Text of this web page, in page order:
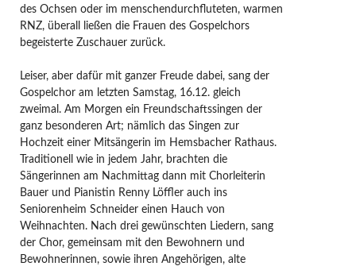
des Ochsen oder im menschendurchfluteten, warmen
RNZ, überall ließen die Frauen des Gospelchors
begeisterte Zuschauer zurück.
Leiser, aber dafür mit ganzer Freude dabei, sang der
Gospelchor am letzten Samstag, 16.12. gleich
zweimal. Am Morgen ein Freundschaftssingen der
ganz besonderen Art; nämlich das Singen zur
Hochzeit einer Mitsängerin im Hemsbacher Rathaus.
Traditionell wie in jedem Jahr, brachten die
Sängerinnen am Nachmittag dann mit Chorleiterin
Bauer und Pianistin Renny Löffler auch ins
Seniorenheim Schneider einen Hauch von
Weihnachten. Nach drei gewünschten Liedern, sang
der Chor, gemeinsam mit den Bewohnern und
Bewohnerinnen, sowie ihren Angehörigen, alte